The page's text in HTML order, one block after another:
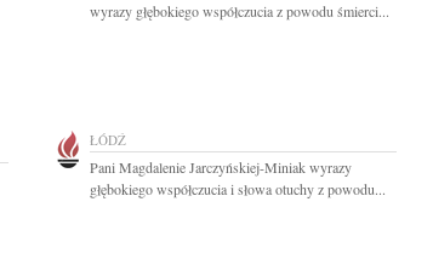
wyrazy głębokiego współczucia z powodu śmierci...
ŁÓDŹ
Pani Magdalenie Jarczyńskiej-Miniak wyrazy
głębokiego współczucia i słowa otuchy z powodu...